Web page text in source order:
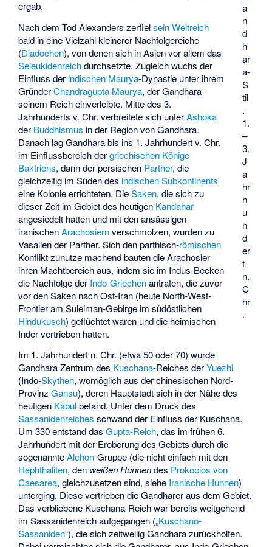
a
n
d
h
ar
a-
S
til
.
1.
–
3.
J
a
hr
h
u
n
d
er
t
n.
C
hr
.
ergab.
Nach dem Tod Alexanders zerfielsein Weltreich
bald in eine Vielzahl kleinerer Nachfolgereiche
(Diadochen), von denen sich in Asien vor allem das
Seleukidenreichdurchsetzte. Zugleich wuchs der
Einfluss der indischen Maurya-Dynastie unter ihrem
GründerChandragupta Maurya, der Gandhara
seinem Reich einverleibte. Mitte des 3.
Jahrhunderts v. Chr. verbreitete sich unterAshoka
der Buddhismus in der Region von Gandhara.
Danach lag Gandhara bis ins 1. Jahrhundert v. Chr.
im Einflussbereich dergriechischen Könige
Baktriens, dann der persischen Parther, die
gleichzeitig im Süden des indischen Subkontinents
eine Kolonie errichteten. DieSaken, die sich zu
dieser Zeit im Gebiet des heutigen Kandahar
angesiedelt hatten und mit den ansässigen
iranischenArachosiernverschmolzen, wurden zu
Vasallen der Parther. Sich den parthisch-römischen
Konflikt zunutze machend bauten die Arachosier
ihren Machtbereich aus, indem sie im Indus-Becken
die Nachfolge der Indo-Griechenantraten, die zuvor
vor den Saken nach Ost-Iran (heute North-West-
Frontier amSuleiman-Gebirge im südöstlichen
Hindukusch) geflüchtet waren und die heimischen
Inder vertrieben hatten.
Im 1. Jahrhundert n. Chr. (etwa 50 oder 70) wurde
Gandhara Zentrum des Kuschana-Reiches derYuezhi
(Indo-Skythen, womöglich aus der chinesischen Nord-
ProvinzGansu), deren Hauptstadt sich in der Nähe des
heutigen Kabulbefand. Unter dem Druck des
Sassanidenreiches schwand der Einfluss der Kuschana.
Um 330 entstand dasGupta-Reich, das im frühen 6.
Jahrhundert mit der Eroberung des Gebiets durch die
sogenannteAlchon-Gruppe (die nicht einfach mit den
Hephthaliten, den weißen Hunnendes Prokopios von
Caesarea, gleichzusetzen sind, siehe Iranische Hunnen)
unterging. Diese vertrieben die Gandharer aus dem Gebiet.
Das verbliebene Kuschana-Reich war bereits weitgehend
im Sassanidenreich aufgegangen („Kuschano-
Sassaniden“), die sich zeitweilig Gandhara zurückholten.